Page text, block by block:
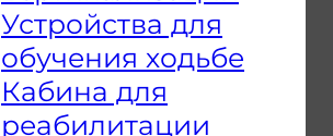
Устройства для
обучения ходьбе
Кабина для
реабилитации